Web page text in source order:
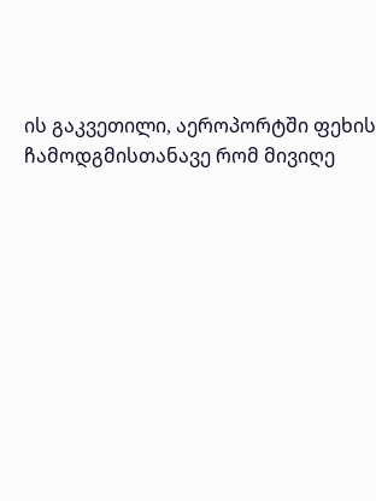
ის გაკვეთილი, აეროპორტში ფეხის
ჩამოდგმისთანავე რომ მივიღე